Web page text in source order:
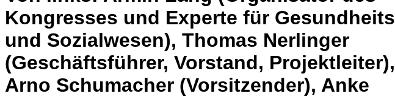
Kongresses und Experte für
und Sozialwesen), Thomas Nerlinger
(Geschäftsführer, Vorstand,
Arno Schumacher (Vorsitzender), Anke